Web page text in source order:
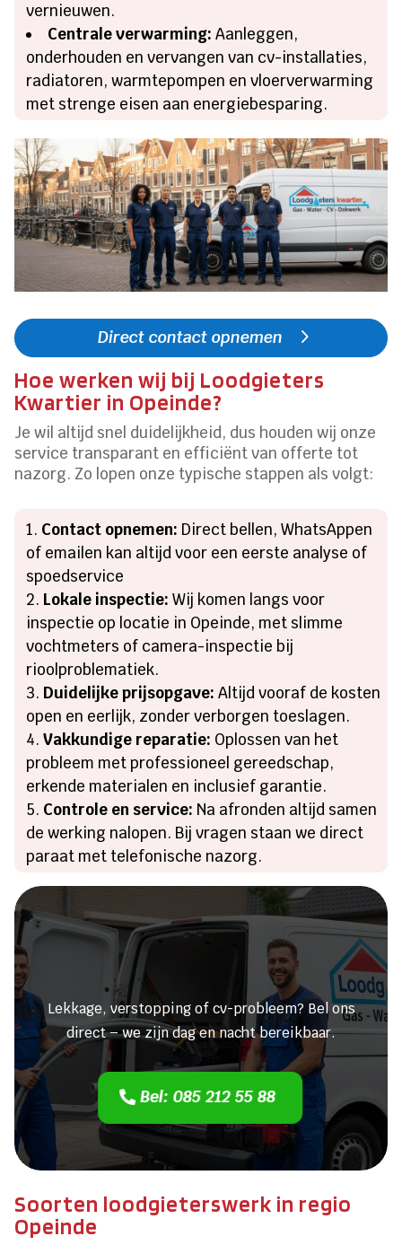
vernieuwen.
Centrale verwarming: Aanleggen,
onderhouden en vervangen van cv-installaties,
radiatoren, warmtepompen en vloerverwarming
met strenge eisen aan energiebesparing.
Direct contact opnemen
Hoe werken wij bij Loodgieters
Kwartier in Opeinde?
Je wil altijd snel duidelijkheid, dus houden wij onze
service transparant en efficiënt van offerte tot
nazorg. Zo lopen onze typische stappen als volgt:
Contact opnemen: Direct bellen, WhatsAppen
of emailen kan altijd voor een eerste analyse of
spoedservice
Lokale inspectie: Wij komen langs voor
inspectie op locatie in Opeinde, met slimme
vochtmeters of camera-inspectie bij
rioolproblematiek.
Duidelijke prijsopgave: Altijd vooraf de kosten
open en eerlijk, zonder verborgen toeslagen.
Vakkundige reparatie: Oplossen van het
probleem met professioneel gereedschap,
erkende materialen en inclusief garantie.
Controle en service: Na afronden altijd samen
de werking nalopen. Bij vragen staan we direct
paraat met telefonische nazorg.
Heeft u een lekkage of een
verstopping?
Lekkage, verstopping of cv-probleem? Bel ons
direct – we zijn dag en nacht bereikbaar.
Bel: 085 212 55 88
Soorten loodgieterswerk in regio
Opeinde